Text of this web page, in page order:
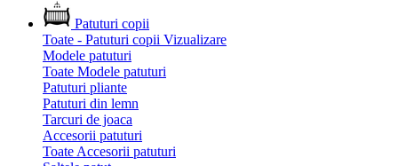
Patuturi copii
Toate - Patuturi copii Vizualizare
Modele patuturi
Toate Modele patuturi
Patuturi pliante
Patuturi din lemn
Tarcuri de joaca
Accesorii patuturi
Toate Accesorii patuturi